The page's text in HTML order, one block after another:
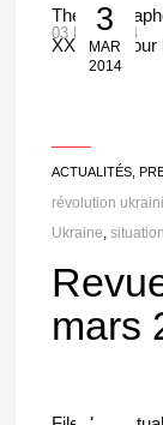
3
MAR
2014
03 Mar 2014
The
XXI s. >
ACTUALITÉS,
révolution
Ukraine
mars